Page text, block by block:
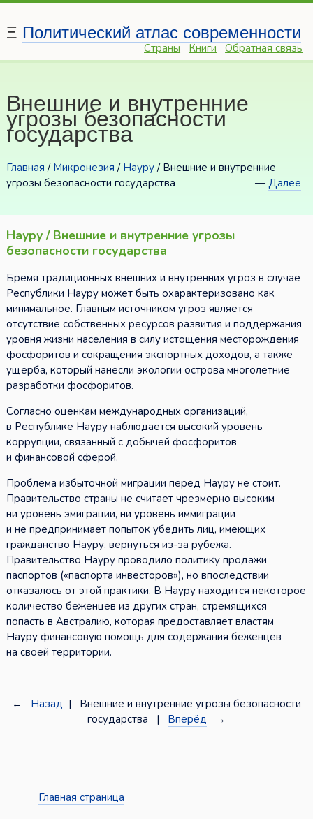
Ξ Политический атлас современности
Страны Книги Обратная связь
Внешние и внутренние
угрозы безопасности
государства
Главная / Микронезия / Науру/ Внешние и внутренние
угрозы безопасности государства
—Далее
Науру / Внешние и внутренние угрозы
безопасности государства
Бремя традиционных внешних и внутренних угроз в случае
Республики Науру может быть охарактеризовано как
минимальное. Главным источником угроз является
отсутствие собственных ресурсов развития и поддержания
уровня жизни населения в силу истощения месторождения
фосфоритов и сокращения экспортных доходов, а также
ущерба, который нанесли экологии острова многолетние
разработки фосфоритов.
Согласно оценкам международных организаций,
в Республике Науру наблюдается высокий уровень
коррупции, связанный с добычей фосфоритов
и финансовой сферой.
Проблема избыточной миграции перед Науру не стоит.
Правительство страны не считает чрезмерно высоким
ни уровень эмиграции, ни уровень иммиграции
и не предпринимает попыток убедить лиц, имеющих
гражданство Науру, вернуться из-за рубежа.
Правительство Науру проводило политику продажи
паспортов («паспорта инвесторов»), но впоследствии
отказалось от этой практики. В Науру находится некоторое
количество беженцев из других стран, стремящихся
попасть в Австралию, которая предоставляет властям
Науру финансовую помощь для содержания беженцев
на своей территории.
← Назад | Внешние и внутренние угрозы безопасности
государства | Вперёд →
Главная страница